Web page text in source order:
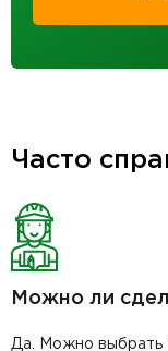
Часто
Можно ли
Да. Можно выбрать